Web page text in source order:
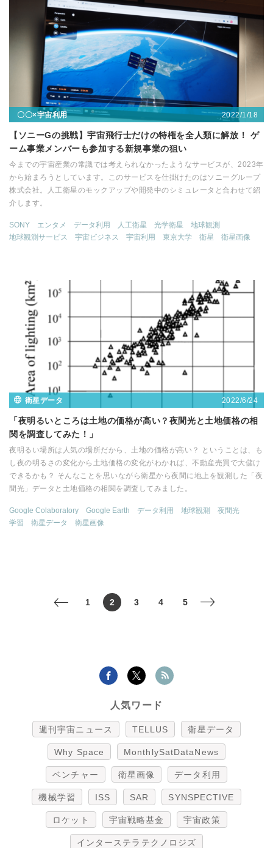
〇〇×宇宙利用 2022/1/18
【ソニーGの挑戦】宇宙飛行士だけの特権を全人類に解放！ ゲ
ーム事業メンバーも参加する新規事業の狙い
今までの宇宙産業の常識では考えられなかったようなサービスが、2023年
から始まろうとしています。このサービスを仕掛けたのはソニーグループ
株式会社。人工衛星のモックアップや開発中のシミュレータと合わせて紹
介します。
SONY エンタメ データ利用 人工衛星 光学衛星
地球観測
地球観測サービス
宇宙ビジネス 宇宙利用 東京大学 衛星 衛星画像
衛星データ 2022/6/24
「夜明るいところは土地の価格が高い？夜間光と土地価格の相
関を調査してみた！」
夜明るい場所は人気の場所だから、土地の価格が高い？ ということは、も
し夜の明るさの変化から土地価格の変化がわかれば、不動産売買で大儲け
できるかも？ そんなことを思いながら衛星から夜間に地上を観測した「夜
間光」データと土地価格の相関を調査してみました。
Google Colaboratory Google Earth データ利用 地球観測
夜間光
学習
衛星データ 衛星画像
< 1 2 3 4 5 >
人気ワード
週刊宇宙ニュース TELLUS 衛星データ
Why Space MonthlySatDataNews
ベンチャー 衛星画像 データ利用
機械学習 ISS SAR SYNSPECTIVE
ロケット 宇宙戦略基金 宇宙政策
インターステラテクノロジズ